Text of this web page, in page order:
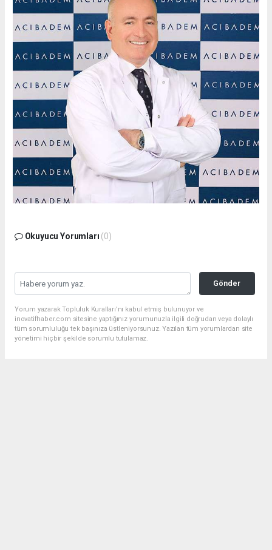
Okuyucu Yorumları (0)
Gönder
Yorum yazarak Topluluk Kuralları’nı kabul etmiş bulunuyor ve
inovatifhaber.com sitesine yaptığınız yorumunuzla ilgili doğrudan veya dolaylı
tüm sorumluluğu tek başınıza üstleniyorsunuz. Yazılan tüm yorumlardan site
yönetimi hiçbir şekilde sorumlu tutulamaz.